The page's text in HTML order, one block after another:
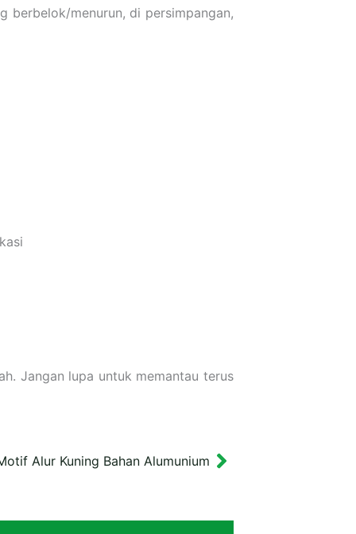
berbelok/menurun, di persimpangan,
Jangan lupa untuk memantau terus
Alur Kuning Bahan Alumunium Next